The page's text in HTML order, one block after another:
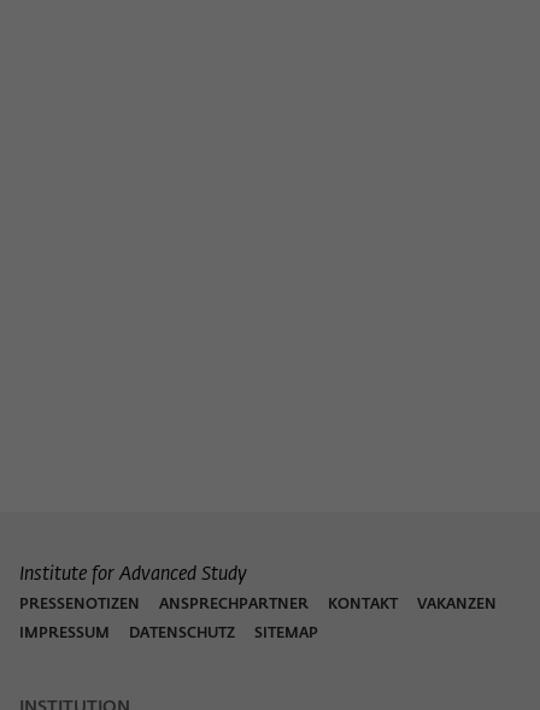
Institute for Advanced Study
PRESSENOTIZEN ANSPRECHPARTNER KONTAKT
VAKANZEN
IMPRESSUM
DATENSCHUTZ SITEMAP